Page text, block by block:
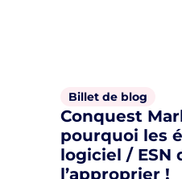
Billet de blog
Conquest
pourquoi les
logiciel / ESN
l’approprier !